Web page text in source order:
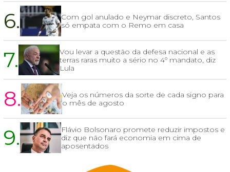
6.
Com gol anulado e Neymar discreto, Santos
só empata com o Remo em casa
7.
Vou levar a questão da defesa nacional e as
terras raras muito a sério no 4º mandato, diz
Lula
8.
Veja os números da sorte de cada signo para
o mês de agosto
9.
Flávio Bolsonaro promete reduzir impostos e
diz que não fará economia em cima de
aposentados